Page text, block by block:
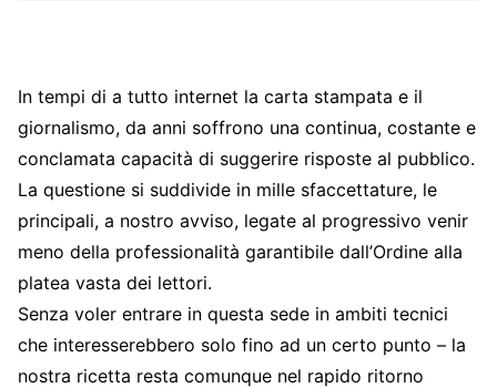
In tempi di a tutto internet la carta stampata e il
giornalismo, da anni soffrono una continua, costante e
conclamata capacità di suggerire risposte al pubblico.
La questione si suddivide in mille sfaccettature, le
principali, a nostro avviso, legate al progressivo venir
meno della professionalità garantibile dall’Ordine alla
platea vasta dei lettori.
Senza voler entrare in questa sede in ambiti tecnici
che interesserebbero solo fino ad un certo punto – la
nostra ricetta resta comunque nel rapido ritorno